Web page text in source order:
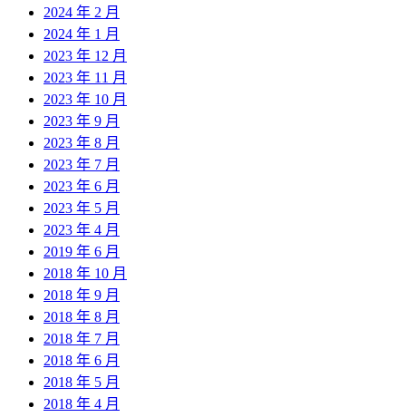
2024 年 2 月
2024 年 1 月
2023 年 12 月
2023 年 11 月
2023 年 10 月
2023 年 9 月
2023 年 8 月
2023 年 7 月
2023 年 6 月
2023 年 5 月
2023 年 4 月
2019 年 6 月
2018 年 10 月
2018 年 9 月
2018 年 8 月
2018 年 7 月
2018 年 6 月
2018 年 5 月
2018 年 4 月